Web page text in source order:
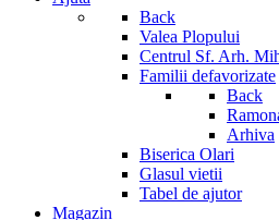
Back
Valea Plopului
Centrul Sf. Arh.
Familii defavorizate
Back
Arhiva
Biserica Olari
Glasul vietii
Tabel de ajutor
Magazin